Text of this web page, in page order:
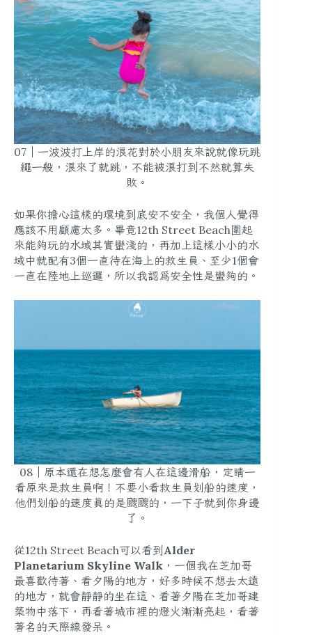
07｜一波波打上岸的浪花對於小朋友來說就像玩跳
繩一般，浪來了就跳，不能被浪打到不然就算失
敗。
如果你擔心這樣的環境到底安不安全，我個人覺得
應該不用顧慮太多。畢竟12th Street Beach圍起
來能夠玩的水域其實蠻淺的，再加上這樣小小的水
域中就配有3個一直待在海上的救生員 、至少1個會
一直在陸地上巡邏 ，所以我認為安全性是蠻夠的。
08｜原本還在想怎麼會有人在這邊滑船，定睛一
看原來是救生員啊！不要小看救生員划船的速度，
他們划船的速度真的是颼颼的，一下子就到你身邊
了。
從12th Street Beach可以看到 Alder
Planetarium Skyline Walk ，一個我在芝加哥
最喜歡待著、看夕陽的地方，好多時候不想去太遠
的地方，就會靜靜的坐在這、看著夕陽在芝加哥建
築物中落下，再看著城市裡的燈火漸漸亮起，看著
著名的天際線發呆。